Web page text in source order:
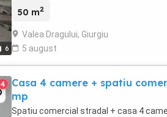
6
50 m2
Valea Dragului, Giurgiu
5 august
4
Casa 4 camere + spatiu
mp
Spatiu comercial stradal + casa 4